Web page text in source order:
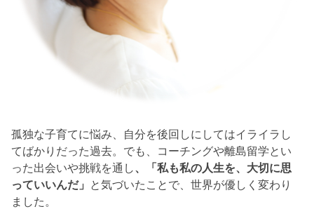
孤独な子育てに悩み、自分を後回しにしてはイライラし
てばかりだった過去。でも、コーチングや離島留学とい
った出会いや挑戦を通し、「私も私の人生を、大切に思
っていいんだ」 と気づいたことで、世界が優しく変わり
ました。